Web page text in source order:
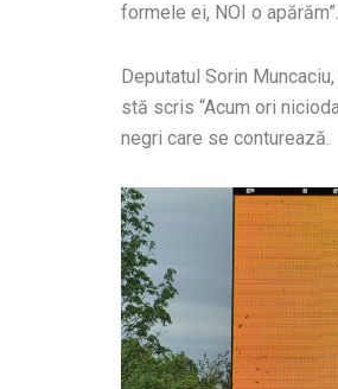
formele ei, NOI o apărăm”.
Deputatul Sorin
stă scris “Acum ori
negri care se conturează.